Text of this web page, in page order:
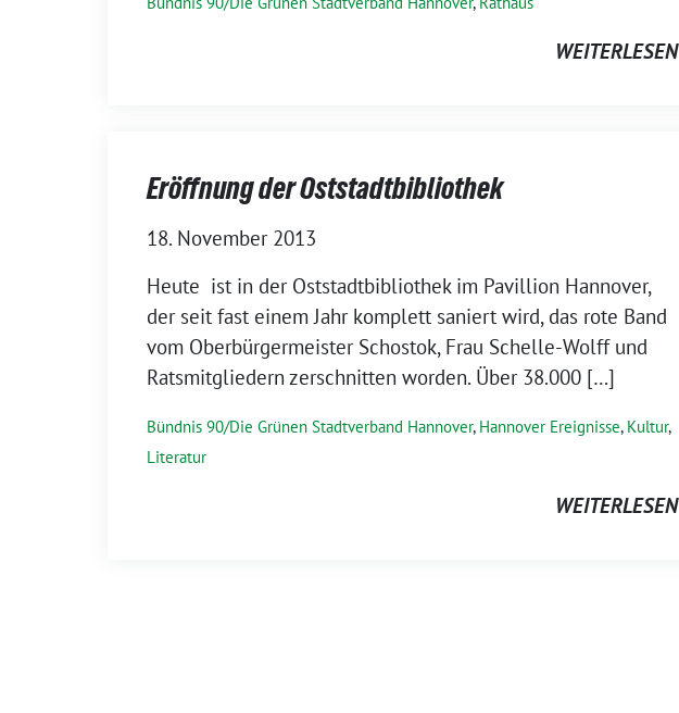
WEITERLESEN
Eröffnung der Oststadtbibliothek
18. November 2013
Heute ist in der Oststadtbibliothek im Pavillion Hannover,
der seit fast einem Jahr komplett saniert wird, das rote Band
vom Oberbürgermeister Schostok, Frau Schelle-Wolff und
Ratsmitgliedern zerschnitten worden. Über 38.000 […]
Bündnis 90/Die Grünen Stadtverband Hannover, Hannover Ereignisse, Kultur,
Literatur
WEITERLESEN